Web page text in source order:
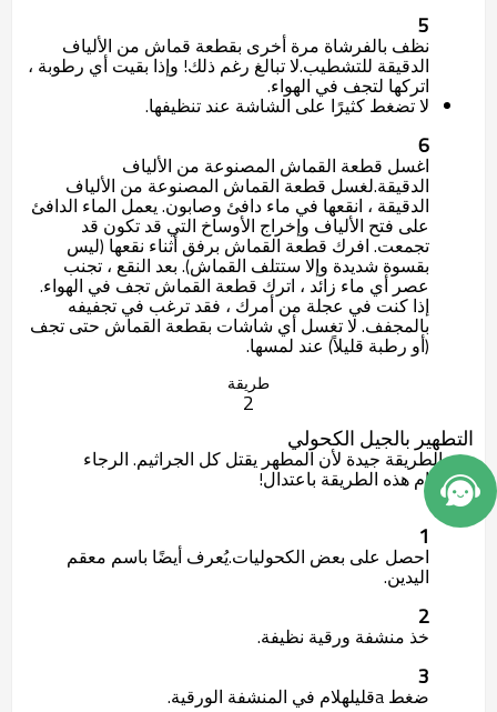
5
نظف بالفرشاة مرة أخرى بقطعة قماش من الألياف
الدقيقة للتشطيب.لا تبالغ رغم ذلك! وإذا بقيت أي رطوبة ،
اتركها لتجف في الهواء.
لا تضغط كثيرًا على الشاشة عند تنظيفها.
6
اغسل قطعة القماش المصنوعة من الألياف
الدقيقة.لغسل قطعة القماش المصنوعة من الألياف
الدقيقة ، انقعها في ماء دافئ وصابون. يعمل الماء الدافئ
على فتح الألياف وإخراج الأوساخ التي قد تكون قد
تجمعت. افرك قطعة القماش برفق أثناء نقعها (ليس
بقسوة شديدة وإلا ستتلف القماش). بعد النقع ، تجنب
عصر أي ماء زائد ، اترك قطعة القماش تجف في الهواء.
إذا كنت في عجلة من أمرك ، فقد ترغب في تجفيفه
بالمجفف. لا تغسل أي شاشات بقطعة القماش حتى تجف
(أو رطبة قليلاً) عند لمسها.
طريقة
2
التطهير بالجيل الكحولي
هذه الطريقة جيدة لأن المطهر يقتل كل الجراثيم. الرجاء
استخدام هذه الطريقة باعتدال!
1
احصل على بعض الكحوليات.يُعرف أيضًا باسم معقم
اليدين.
2
خذ منشفة ورقية نظيفة.
3
ضغط a قليلهلام في المنشفة الورقية.